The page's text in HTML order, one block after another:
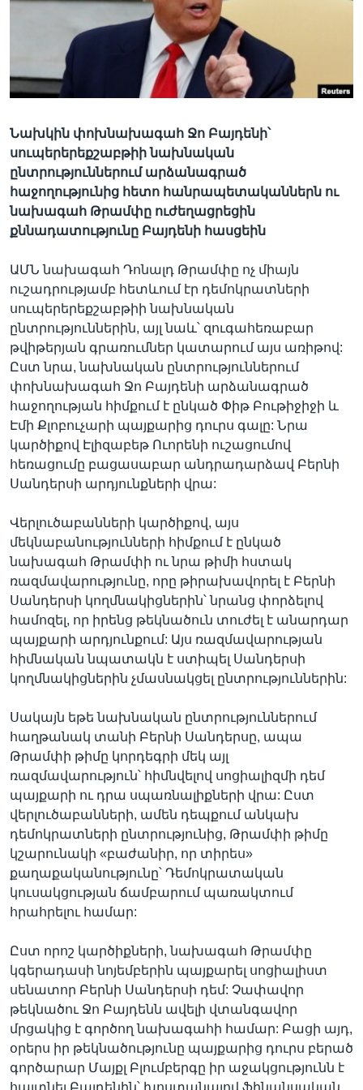
Լեզուներ
Նախկին փոխնախագահ Ջո Բայդենի՝
սուպերերեքշաբթիի նախնական
ընտրություններում արձանագրած
հաջողությունից հետո հանրապետականներն ու
նախագահ Թրամփը ուժեղացրեցին
քննադատությունը Բայդենի հասցեին
ԱՄՆ նախագահ Դոնալդ Թրամփը ոչ միայն
ուշադրությամբ հետևում էր դեմոկրատների
սուպերերեքշաբթիի նախնական
ընտրություններին, այլ նաև՝ զուգահեռաբար
թվիթերյան գրառումներ կատարում այս առիթով:
Ըստ նրա, նախնական ընտրություններում
փոխնախագահ Ջո Բայդենի արձանագրած
հաջողության հիմքում է ընկած Փիթ Բութիջիջի և
Էմի Քլոբուչարի պայքարից դուրս գալը: Նրա
կարծիքով Էլիզաբեթ Ուորենի ուշացումով
հեռացումը բացասաբար անդրադարձավ Բերնի
Սանդերսի արդյունքների վրա:
Վերլուծաբանների կարծիքով, այս
մեկնաբանությունների հիմքում է ընկած
նախագահ Թրամփի ու նրա թիմի հստակ
ռազմավարությունը, որը թիրախավորել է Բերնի
Սանդերսի կողմնակիցներին՝ նրանց փորձելով
համոզել, որ իրենց թեկնածուն տուժել է անարդար
պայքարի արդյունքում: Այս ռազմավարության
հիմնական նպատակն է ստիպել Սանդերսի
կողմնակիցներին չմասնակցել ընտրություններին:
Սակայն եթե նախնական ընտրություններում
հաղթանակ տանի Բերնի Սանդերսը, ապա
Թրամփի թիմը կորդեգրի մեկ այլ
ռազմավարություն՝ հիմնվելով սոցիալիզմի դեմ
պայքարի ու դրա սպառնալիքների վրա: Ըստ
վերլուծաբանների, ամեն դեպքում անկախ
դեմոկրատների ընտրությունից, Թրամփի թիմը
կշարունակի «բաժանիր, որ տիրես»
քաղաքականությունը՝ Դեմոկրատական
կուսակցության ճամբարում պառակտում
հրահրելու համար:
Ըստ որոշ կարծիքների, նախագահ Թրամփը
կգերադասի նոյեմբերին պայքարել սոցիալիստ
սենատոր Բերնի Սանդերսի դեմ: Չափավոր
թեկնածու Ջո Բայդենն ավելի վտանգավոր
մրցակից է գործող նախագահի համար: Բացի այդ,
օրերս իր թեկնածությունը պայքարից դուրս բերած
գործարար Մայքլ Բլումբերգը իր աջակցությունն է
հայտնել Բայդենին՝ խոստանալով ֆինանսական